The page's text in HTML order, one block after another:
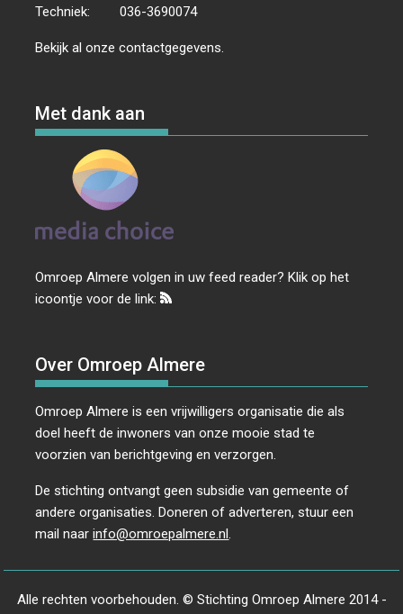
Techniek:
036-3690074
Bekijk al onzecontactgegevens
Met dank aan
Omroep Almere volgen in uw feed reader? Klik op het
icoontje voor de link:
Over Omroep Almere
Omroep Almere is een vrijwilligers organisatie die als
doel heeft de inwoners van onze mooie stad te
voorzien van berichtgeving en verzorgen.
De stichting ontvangt geen subsidie van gemeente of
andere organisaties. Doneren of adverteren, stuur een
mail naarinfo@omroepalmere.nl.
Alle rechten voorbehouden. © Stichting Omroep Almere 2014 -